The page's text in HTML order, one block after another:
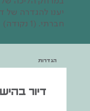
יענו להגדרה של
חברתי. (1 נקודה)
הגדרות
דיור